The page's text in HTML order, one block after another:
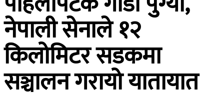
नेपाली सेनाले १२
किलोमिटर सडकमा
सञ्चालन गरायो यातायात